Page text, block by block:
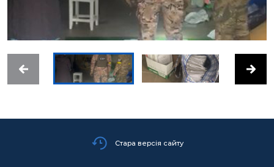
Стара версія сайту